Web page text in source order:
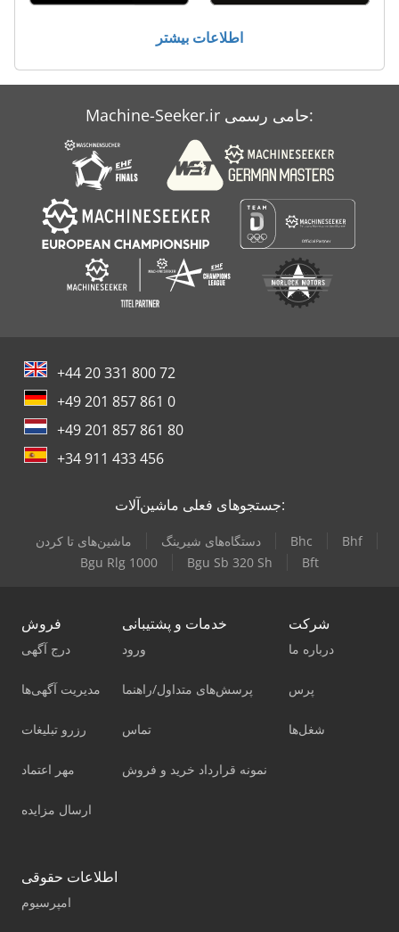
Makino A 77
Sck 102
Scm 2041 Fs
Stoll R 1405 S
اطلاعات بیشتر
Machine-Seeker.ir حامی رسمی:
+44 20 331 800 72
+49 201 857 861 0
+49 201 857 861 80
+34 911 433 456
جستجوهای فعلی ماشین‌آلات:
ماشین‌های تا کردن دستگاه‌های شیرینگ Bhc
Bhf
Bgu Rlg 1000
Bgu Sb 320 Sh Bft
فروش
درج آگهی
مدیریت آگهی‌ها
رزرو تبلیغات
مهر اعتماد
ارسال مزایده
خدمات و پشتیبانی
ورود
پرسش‌های متداول/راهنما
تماس
نمونه قرارداد خرید و فروش
شرکت
درباره ما
پرس
شغل‌ها
اطلاعات حقوقی
امپرسیوم